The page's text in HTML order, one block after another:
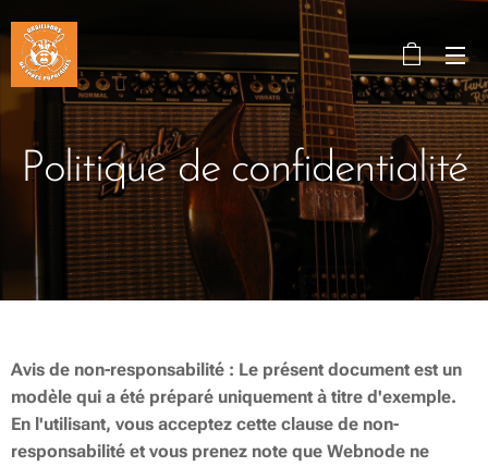
Politique de confidentialité
Avis de non-responsabilité : Le présent document est un
modèle qui a été préparé uniquement à titre d'exemple.
En l'utilisant, vous acceptez cette clause de non-
responsabilité et vous prenez note que Webnode ne